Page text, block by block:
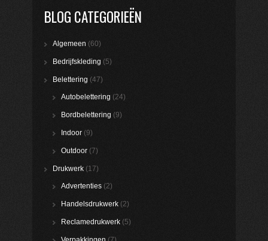
BLOG CATEGORIEËN
Algemeen (60)
Bedrijfskleding (5)
Belettering (47)
Autobelettering (24)
Bordbelettering (9)
Indoor (9)
Outdoor (7)
Drukwerk (17)
Advertenties (2)
Handelsdrukwerk (2)
Reclamedrukwerk (5)